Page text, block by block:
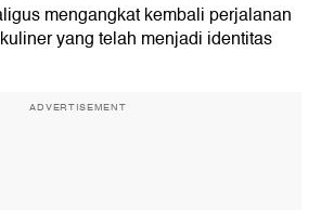
mengangkat kembali perjalanan
yang telah menjadi identitas
ADVERTISEMENT